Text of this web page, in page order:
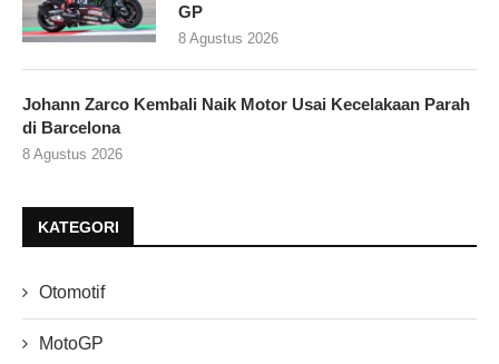
GP
8 Agustus 2026
Johann Zarco Kembali Naik Motor Usai Kecelakaan Parah
di Barcelona
8 Agustus 2026
KATEGORI
Otomotif
MotoGP